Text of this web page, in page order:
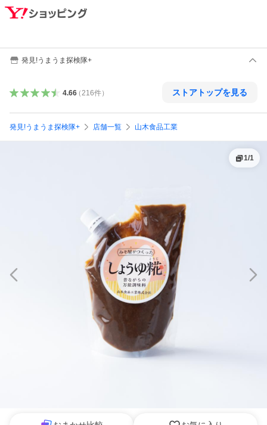
発見!うまうま探検隊+
4.66（ 216件） ストアトップを見る
発見!うまうま探検隊+ 店舗一覧 山木食品工業
1/1